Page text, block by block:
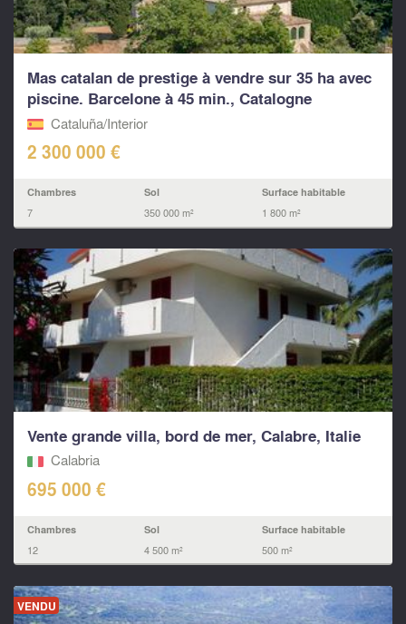
Mas catalan de prestige à vendre sur 35 ha avec
piscine. Barcelone à 45 min., Catalogne
Cataluña/Interior
2 300 000 €
Chambres
7
Sol
350 000 m²
Surface habitable
1 800 m²
Vente grande villa, bord de mer, Calabre, Italie
Calabria
695 000 €
Chambres
12
Sol
4 500 m²
Surface habitable
500 m²
VENDU